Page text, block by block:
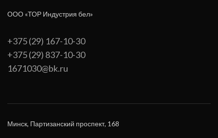
ООО «ТОР Индустрия бел»
+375 (29) 167-10-30
+375 (29) 837-10-30
1671030@bk.ru
Минск, Партизанский проспект, 168